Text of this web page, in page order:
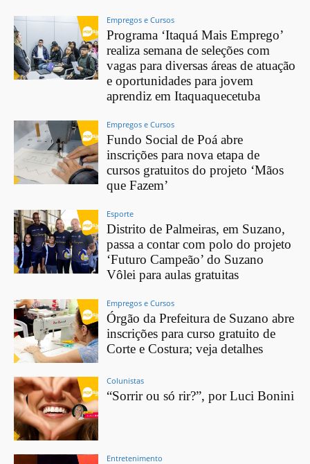
Empregos e Cursos
Programa ‘Itaquá Mais Emprego’
realiza semana de seleções com
vagas para diversas áreas de atuação
e oportunidades para jovem
aprendiz em Itaquaquecetuba
Empregos e Cursos
Fundo Social de Poá abre
inscrições para nova etapa de
cursos gratuitos do projeto ‘Mãos
que Fazem’
Esporte
Distrito de Palmeiras, em Suzano,
passa a contar com polo do projeto
‘Futuro Campeão’ do Suzano
Vôlei para aulas gratuitas
Empregos e Cursos
Órgão da Prefeitura de Suzano abre
inscrições para curso gratuito de
Corte e Costura; veja detalhes
Colunistas
“Sorrir ou só rir?”, por Luci Bonini
Entretenimento